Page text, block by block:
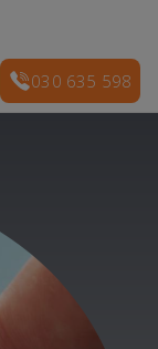
030 635 598